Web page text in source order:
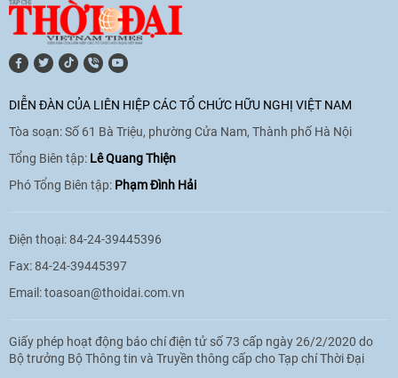
[Video] Lào dành ưu tiên hàng đầu cho
quan hệ với Việt Nam
11:01 |09/06/2026
[Video] Doanh nghiệp Hoa Kỳ hỗ trợ
Việt Nam xác định danh tính người mất
DIỄN ĐÀN CỦA LIÊN HIỆP CÁC TỔ CHỨC HỮU NGHỊ VIỆT NAM
Tòa soạn: Số 61 Bà Triệu, phường Cửa Nam, Thành phố Hà Nội
Tổng Biên tập: Lê Quang Thiện
Phó Tổng Biên tập: Phạm Đình Hải
Điện thoại: 84-24-39445396
Fax: 84-24-39445397
Email:toasoan@thoidai.com.vn
Giấy phép hoạt động báo chí điện tử số 73 cấp ngày 26/2/2020 do
Bộ trưởng Bộ Thông tin và Truyền thông cấp cho Tạp chí Thời Đại